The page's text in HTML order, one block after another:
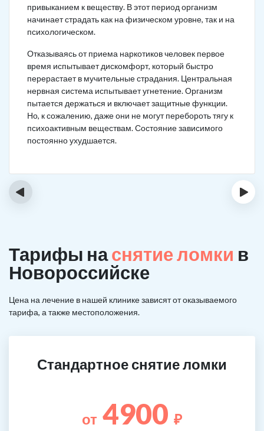
привыканием к веществу. В этот период организм
начинает страдать как на физическом уровне, так и на
психологическом.
Отказываясь от приема наркотиков человек первое
время испытывает дискомфорт, который быстро
перерастает в мучительные страдания. Центральная
нервная система испытывает угнетение. Организм
пытается держаться и включает защитные функции.
Но, к сожалению, даже они не могут перебороть тягу к
психоактивным веществам. Состояние зависимого
постоянно ухудшается.
‹ ›
Тарифы наснятие ломки в
Новороссийске
Цена на лечение в нашей клинике зависят от оказываемого
тарифа, а также местоположения.
Стандартное снятие ломки
от 4900 ₽